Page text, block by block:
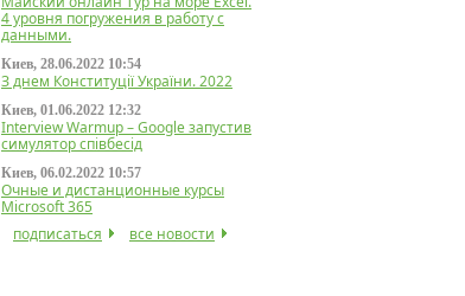
4 уровня погружения в работу с
данными.
Киев, 28.06.2022 10:54
З днем Конституції України. 2022
Киев, 01.06.2022 12:32
Interview Warmup – Google запустив
симулятор співбесід
Киев, 06.02.2022 10:57
Очные и дистанционные курсы
Microsoft 365
подписаться
все новости